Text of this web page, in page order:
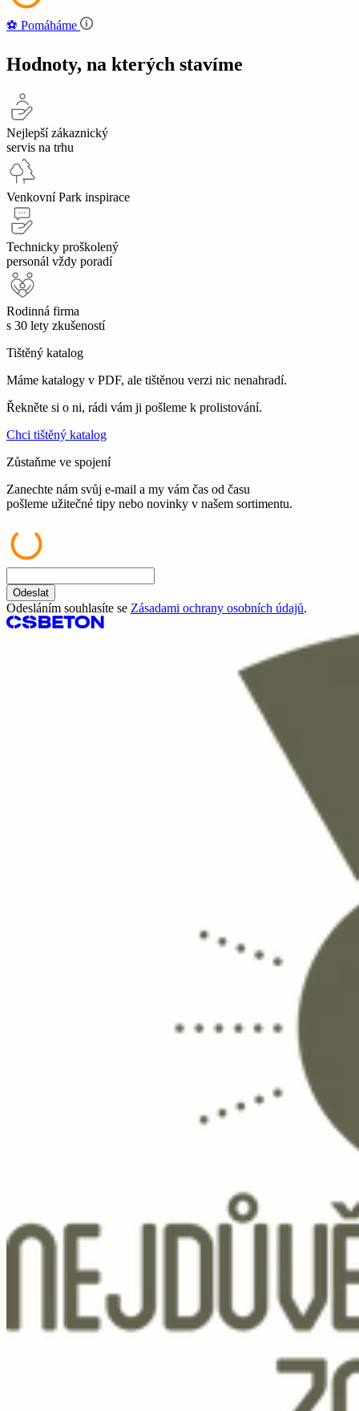
⚽‍️️ Pomáháme
Hodnoty, na kterých stavíme
Nejlepší zákaznický
servis na trhu
Venkovní Park inspirace
Technicky proškolený
personál vždy poradí
Rodinná firma
s 30 lety zkušeností
Tištěný katalog
Máme katalogy v PDF, ale tištěnou verzi nic nenahradí.
Řekněte si o ni, rádi vám ji pošleme k prolistování.
Chci tištěný katalog
Zůstaňme ve spojení
Zanechte nám svůj e-mail a my vám čas od času
pošleme užitečné tipy nebo novinky v našem sortimentu.
Odeslat
Odesláním souhlasíte se Zásadami ochrany osobních údajů.